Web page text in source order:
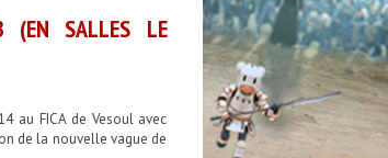
(EN SALLES LE
au FICA de Vesoul avec
de la nouvelle vague de